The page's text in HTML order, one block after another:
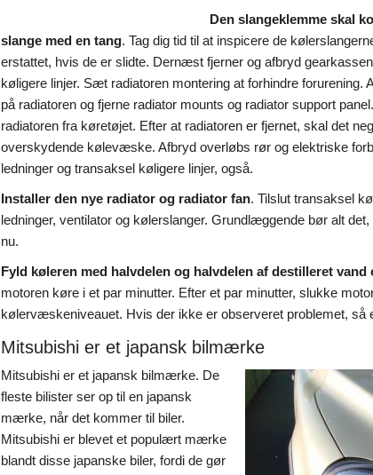
Den slangeklemme skal
slange med en tang. Tag dig tid til at inspicere de
erstattet, hvis de er slidte. Dernæst fjerner og afbryd
køligere linjer. Sæt radiatoren montering at forhindre forurening.
på radiatoren og fjerne radiator mounts og radiator support
radiatoren fra køretøjet. Efter at radiatoren er fjernet, skal det
overskydende kølevæske. Afbryd overløbs rør og elektriske
ledninger og transaksel køligere linjer, også.
Installer den nye radiator og radiator fan. Tilslut transaksel
ledninger, ventilator og kølerslanger. Grundlæggende bør alt
nu.
Fyld køleren med halvdelen og halvdelen af destilleret
motoren køre i et par minutter. Efter et par minutter, slukke
kølervæskeniveauet. Hvis der ikke er observeret problemet, så
Mitsubishi er et japansk bilmærke
Mitsubishi er et japansk bilmærke. De
fleste bilister ser op til en japansk
mærke, når det kommer til biler.
Mitsubishi er blevet et populært mærke
blandt disse japanske biler, fordi de gør